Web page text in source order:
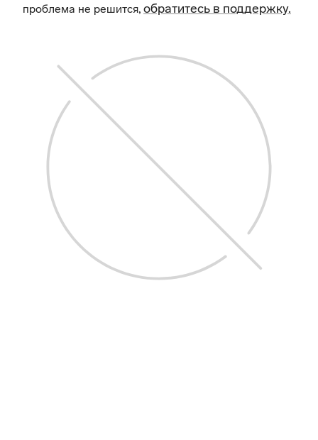
проблема не решится, обратитесь в поддержку.